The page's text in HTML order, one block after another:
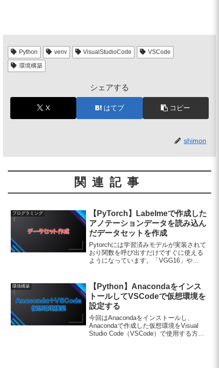
Python venv VisualStudioCode
VSCode
環境構築
シェアする
X はてブ コピー
shimon
関連記事
プログラミング
【PyTorch】Labelmeで作成した
アノテーションデータを読み込ん
だデータセットを作成
Pytorchには学習済みモデルが実装されて
おり関数を呼び出すだけですぐに使える
ようになっています。「VGG16」や
ることができますが、 「Faster ...
環境構築
【Python】Anacondaをインス
トールしてVSCodeで仮想環境を
設定する
今回はAnacondaをインストールし、
Anacondaで作成した仮想環境をVisual
Studio Code（VSCode）で使用する方法